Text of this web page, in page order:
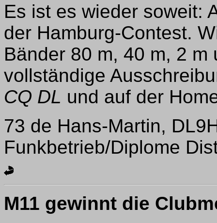
Es ist es wieder soweit:
der Hamburg-Contest.
Bänder 80 m, 40 m, 2
vollständige
CQ DL und auf der
73 de Hans-Martin,
Funkbetrieb/Diplome
M11 gewinnt die